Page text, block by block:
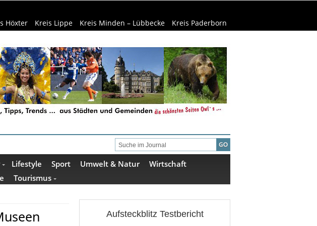
Höxter Kreis Lippe Kreis Minden – Lübbecke Kreis Paderborn
Lifestyle Sport Umwelt & Natur
Wirtschaft
Tourismus
Aufsteckblitz Testbericht